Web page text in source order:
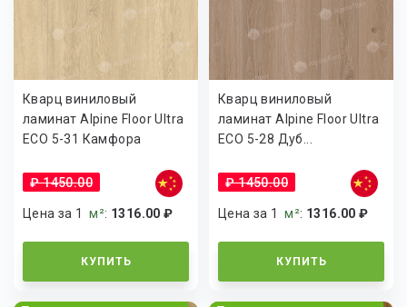
Кварц виниловый
ламинат Alpine Floor Ultra
ECO 5-31 Камфора
₽ 1450.00
Цена за 1м²: 1316.00 ₽
КУПИТЬ
Кварц виниловый
ламинат Alpine Floor Ultra
ECO 5-28 Дуб...
₽ 1450.00
Цена за 1м²: 1316.00 ₽
КУПИТЬ